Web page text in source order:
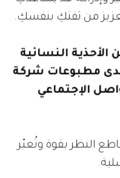
من ثقتكِ بنفسكِ.
الأحذية النسائية
مطبوعات شركة
الإجتماعي
النظر بقوة وتُعبّر